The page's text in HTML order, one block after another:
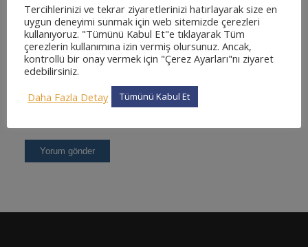
Tercihlerinizi ve tekrar ziyaretlerinizi hatırlayarak size en
uygun deneyimi sunmak için web sitemizde çerezleri
kullanıyoruz. "Tümünü Kabul Et"e tıklayarak Tüm
çerezlerin kullanımına izin vermiş olursunuz. Ancak,
kontrollü bir onay vermek için "Çerez Ayarları"nı ziyaret
edebilirsiniz.
Daha Fazla Detay
Tümünü Kabul Et